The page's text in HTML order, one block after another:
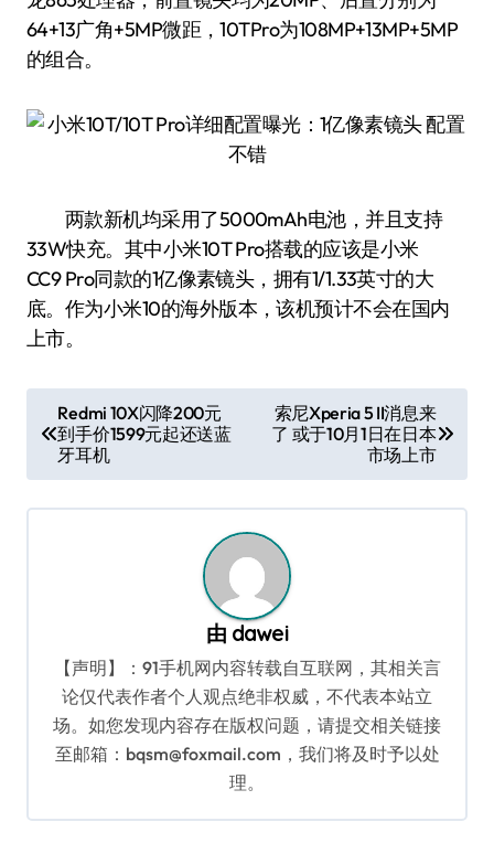
64+13广角+5MP微距，10TPro为108MP+13MP+5MP
的组合。
两款新机均采用了5000mAh电池，并且支持
33W快充。其中小米10T Pro搭载的应该是小米
CC9 Pro同款的1亿像素镜头，拥有1/1.33英寸的大
底。作为小米10的海外版本，该机预计不会在国内
上市。
章
导
航
Redmi 10X闪降200元
到手价1599元起还送蓝
牙耳机
索尼Xperia 5 II消息来
了 或于10月1日在日本
市场上市
由 dawei
【声明】：91手机网内容转载自互联网，其相关言
论仅代表作者个人观点绝非权威，不代表本站立
场。如您发现内容存在版权问题，请提交相关链接
至邮箱：bqsm@foxmail.com，我们将及时予以处
理。